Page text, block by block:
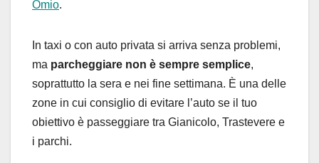
Omio.
In taxi o con auto privata si arriva senza problemi,
ma parcheggiare non è sempre semplice,
soprattutto la sera e nei fine settimana. È una delle
zone in cui consiglio di evitare l’auto se il tuo
obiettivo è passeggiare tra Gianicolo, Trastevere e
i parchi.